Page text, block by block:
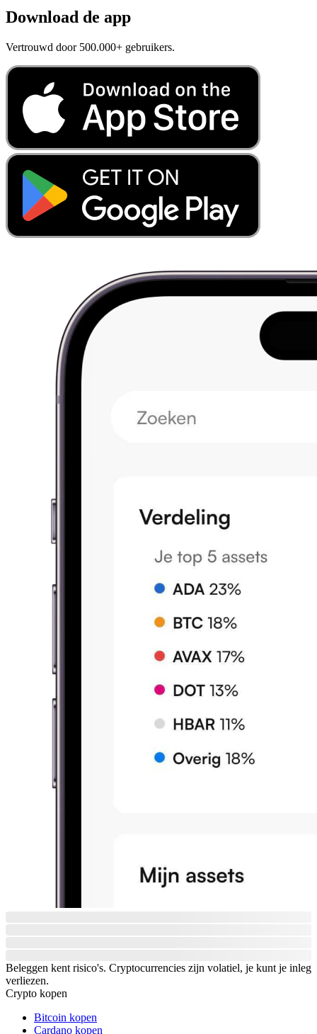
Download de app
Vertrouwd door 500.000+ gebruikers.
Beleggen kent risico's. Cryptocurrencies zijn volatiel, je kunt je inleg
verliezen.
Crypto kopen
Bitcoin kopen
Cardano kopen